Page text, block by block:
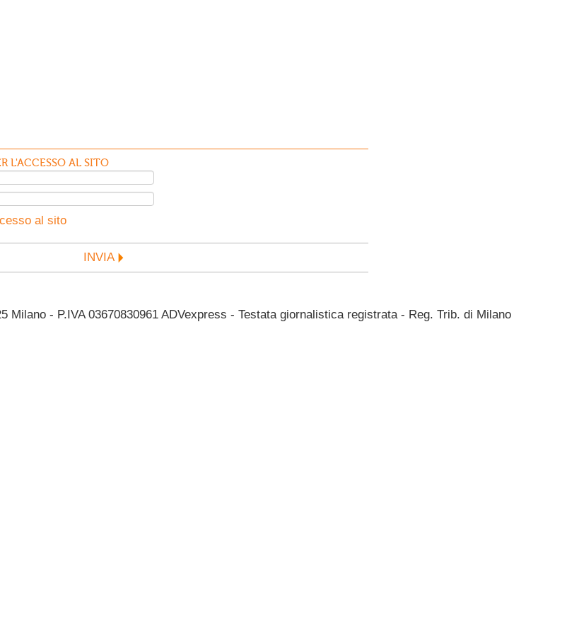
L'ACCESSO AL SITO
al sito
INVIA
- P.IVA 03670830961 ADVexpress - Testata giornalistica registrata - Reg. Trib. di Milano